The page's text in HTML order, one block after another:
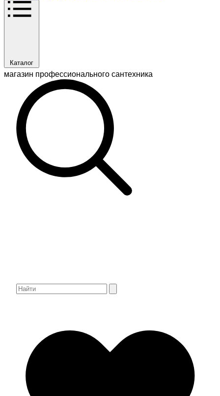
Каталог
магазин профессионального сантехника